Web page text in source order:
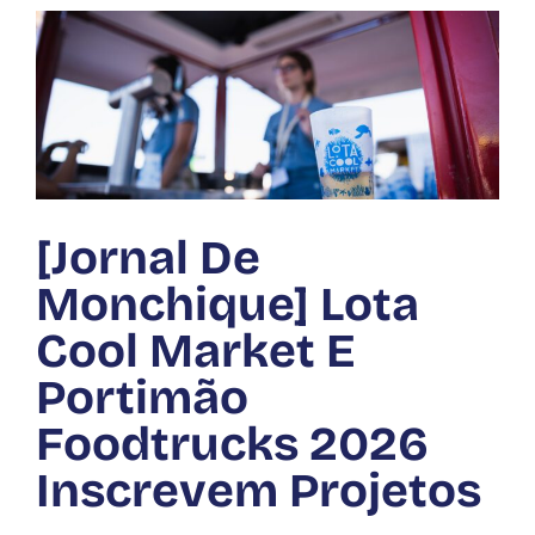
[Jornal De
Monchique] Lota
Cool Market E
Portimão
Foodtrucks 2026
Inscrevem Projetos